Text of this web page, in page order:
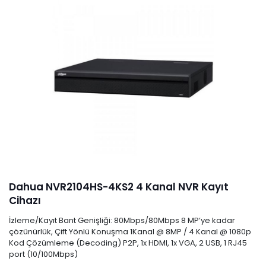
Dahua NVR2104HS-4KS2 4 Kanal NVR Kayıt
Cihazı
İzleme/Kayıt Bant Genişliği: 80Mbps/80Mbps 8 MP’ye kadar
çözünürlük, Çift Yönlü Konuşma 1Kanal @ 8MP / 4 Kanal @ 1080p
Kod Çözümleme (Decoding) P2P, 1x HDMI, 1x VGA, 2 USB, 1 RJ45
port (10/100Mbps)